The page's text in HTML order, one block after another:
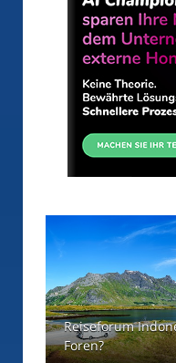
Reiseforum
Foren?